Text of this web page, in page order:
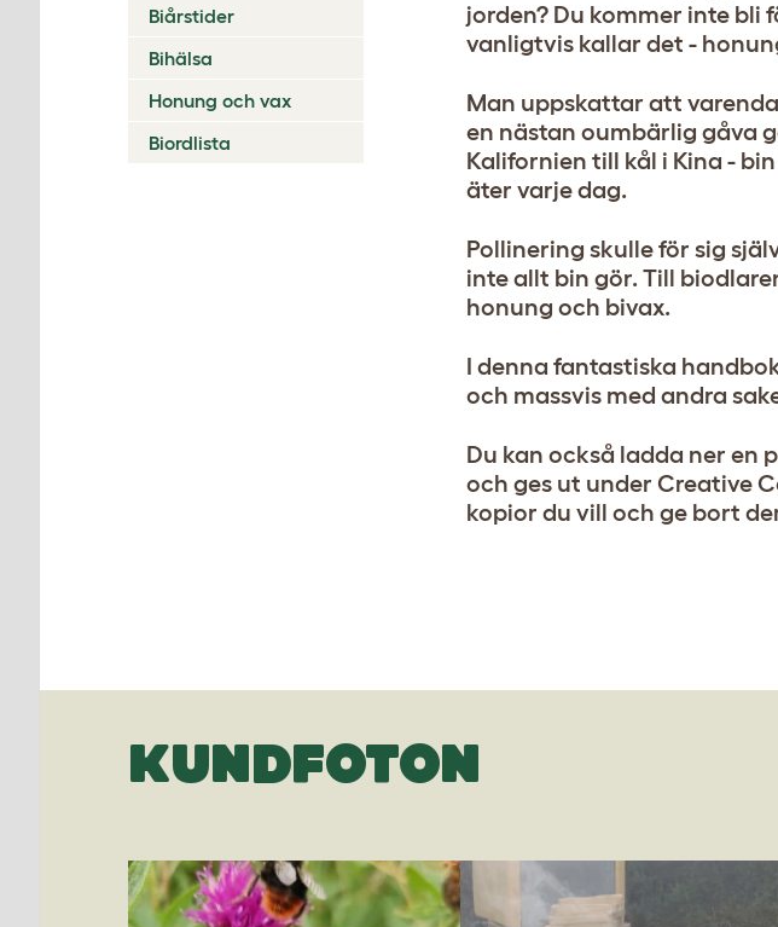
Biårstider
Bihälsa
Honung och vax
Biordlista
jorden? Du kommer inte bli
vanligtvis kallar det -
Man uppskattar att
en nästan oumbärlig gåva
Kalifornien till kål i Kina -
äter varje dag.
Pollinering skulle för sig
inte allt bin gör. Till
honung och bivax.
I denna fantastiska
och massvis med andra
Du kan också ladda ner en
och ges ut under Creative
kopior du vill och ge bort
KUNDFOTON